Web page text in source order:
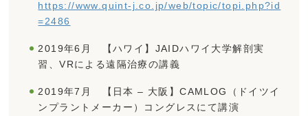
https://www.quint-j.co.jp/web/topic/topi.php?id
=2486
2019年6月 【ハワイ】JAIDハワイ大学解剖実
習、VRによる遠隔治療の講義
2019年7月 【日本 – 大阪】CAMLOG（ドイツイ
ンプラントメーカー）コングレスにて講演